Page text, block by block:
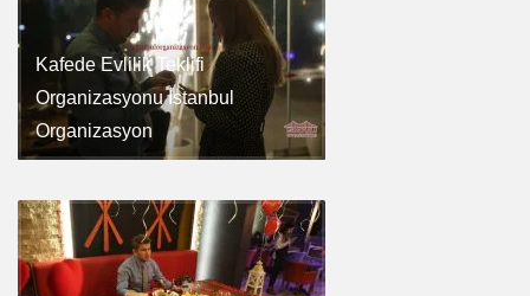
Kafede Evlilik Teklifi
Organizasyonu İstanbul
Organizasyon